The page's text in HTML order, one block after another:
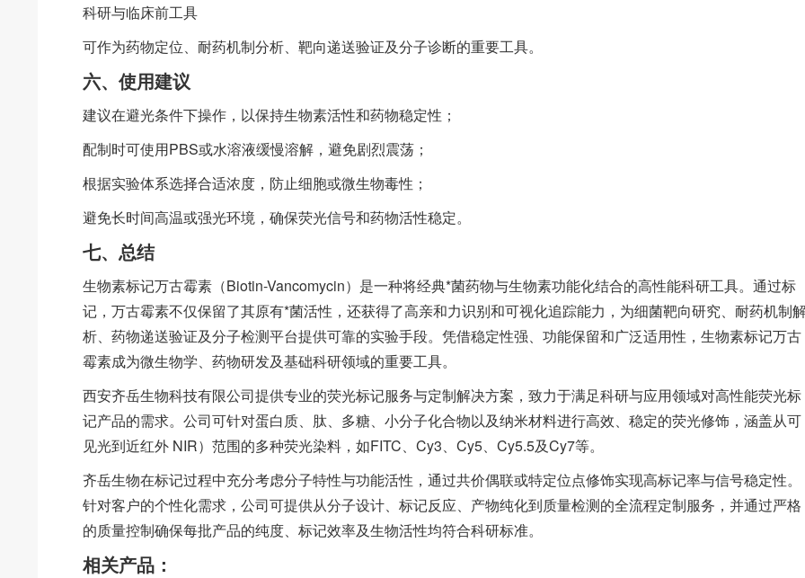
科研与临床前工具
可作为药物定位、耐药机制分析、靶向递送验证及分子诊断的重要工具。
六、使用建议
建议在避光条件下操作，以保持生物素活性和药物稳定性；
配制时可使用PBS或水溶液缓慢溶解，避免剧烈震荡；
根据实验体系选择合适浓度，防止细胞或微生物毒性；
避免长时间高温或强光环境，确保荧光信号和药物活性稳定。
七、总结
生物素标记万古霉素（Biotin-Vancomycin）是一种将经典*菌药物与生物素功能化结合的高性能科研工具。通过标
记，万古霉素不仅保留了其原有*菌活性，还获得了高亲和力识别和可视化追踪能力，为细菌靶向研究、耐药机制
析、药物递送验证及分子检测平台提供可靠的实验手段。凭借稳定性强、功能保留和广泛适用性，生物素标记万古
霉素成为微生物学、药物研发及基础科研领域的重要工具。
西安齐岳生物科技有限公司提供专业的荧光标记服务与定制解决方案，致力于满足科研与应用领域对高性能荧光标
记产品的需求。公司可针对蛋白质、肽、多糖、小分子化合物以及纳米材料进行高效、稳定的荧光修饰，涵盖从可
见光到近红外 NIR）范围的多种荧光染料，如FITC、Cy3、Cy5、Cy5.5及Cy7等。
齐岳生物在标记过程中充分考虑分子特性与功能活性，通过共价偶联或特定位点修饰实现高标记率与信号稳定性。
针对客户的个性化需求，公司可提供从分子设计、标记反应、产物纯化到质量检测的全流程定制服务，并通过严格
的质量控制确保每批产品的纯度、标记效率及生物活性均符合科研标准。
相关产品：